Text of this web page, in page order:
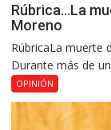
Rúbrica…La
Moreno
RúbricaLa muerte
Durante más de
OPINIÓN